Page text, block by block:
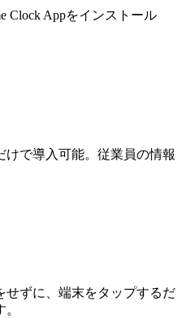
Clock Appをインストール
で導入可能。従業員の情報
せずに、端末をタップするだ